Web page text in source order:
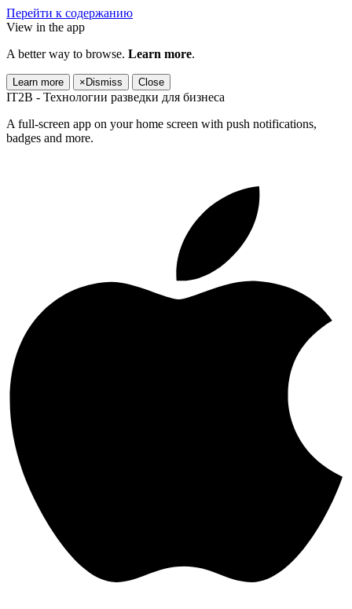
Перейти к содержанию
View in the app
A better way to browse. Learn more.
Learn more × Dismiss Close
IT2B - Технологии разведки для бизнеса
A full-screen app on your home screen with push notifications,
badges and more.